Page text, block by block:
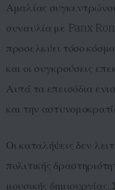
Αμαλίας
συναυλία με Panx
προσελκύει τόσο
και οι συγκρούσεις
Αυτά τα επεισόδια
και την
Οι καταλήψεις δεν
πολιτικής
μουσικής